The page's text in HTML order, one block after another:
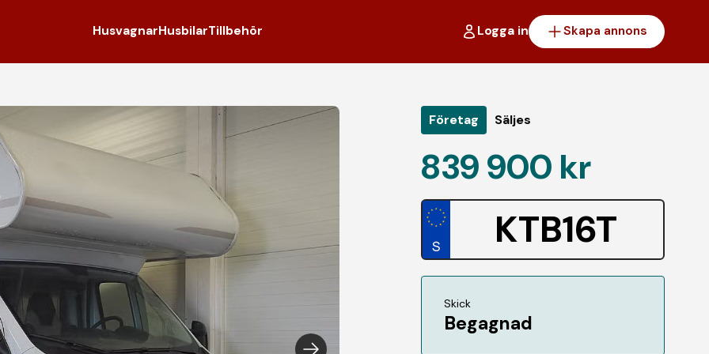
HusvagnarHusbilarTillbehör Logga in Skapa annons
Företag Säljes
839 900 kr
KTB16T
Skick
Begagnad